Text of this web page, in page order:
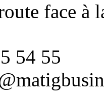
face à
54 55